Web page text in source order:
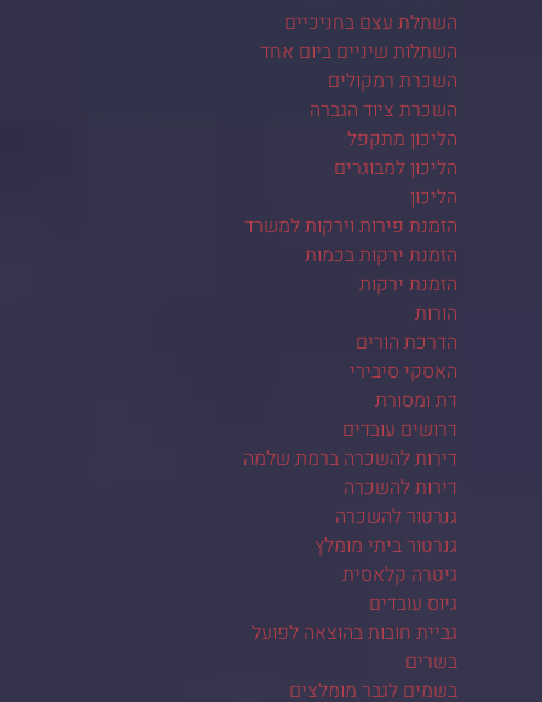
השתלת עצם בחניכיים
השתלות שיניים ביום אחד
השכרת רמקולים
השכרת ציוד הגברה
הליכון מתקפל
הליכון למבוגרים
הליכון
הזמנת פירות וירקות למשרד
הזמנת ירקות בכמות
הזמנת ירקות
הורות
הדרכת הורים
האסקי סיבירי
דת ומסורת
דרושים עובדים
דירות להשכרה ברמת שלמה
דירות להשכרה
גנרטור להשכרה
גנרטור ביתי מומלץ
גיטרה קלאסית
גיוס עובדים
גביית חובות בהוצאה לפועל
בשרים
בשמים לגבר מומלצים